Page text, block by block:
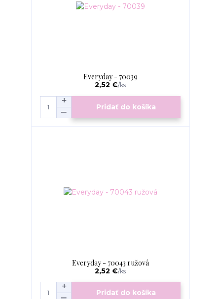
Everyday - 70039
2,52 €/ks
Pridať do košíka
Everyday - 70043 ružová
2,52 €/ks
Pridať do košíka